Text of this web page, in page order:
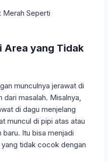
Area yang Tidak
munculnya jerawat di
dari masalah. Misalnya,
di dagu menjelang
muncul di pipi atas atau
Itu bisa menjadi
tidak cocok dengan